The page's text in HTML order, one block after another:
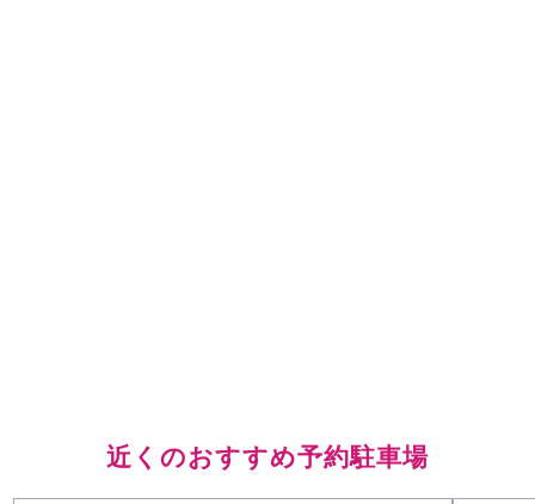
近くのおすすめ予約駐車場